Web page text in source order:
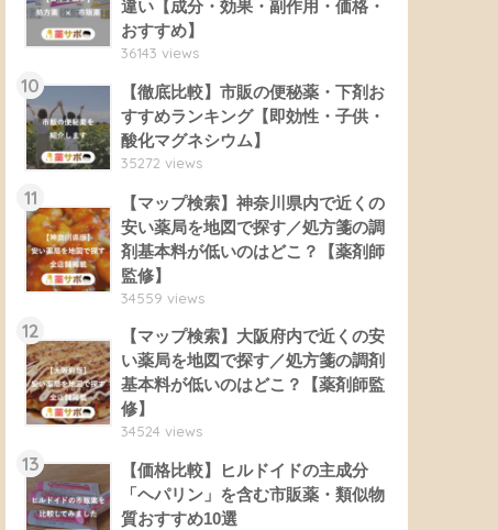
違い【成分・効果・副作用・価格・
おすすめ】
36143 views
10
【徹底比較】市販の便秘薬・下剤お
すすめランキング【即効性・子供・
酸化マグネシウム】
35272 views
11
【マップ検索】神奈川県内で近くの
安い薬局を地図で探す／処方箋の調
剤基本料が低いのはどこ？【薬剤師
監修】
34559 views
12
【マップ検索】大阪府内で近くの安
い薬局を地図で探す／処方箋の調剤
基本料が低いのはどこ？【薬剤師監
修】
34524 views
13
【価格比較】ヒルドイドの主成分
「ヘパリン」を含む市販薬・類似物
質おすすめ10選